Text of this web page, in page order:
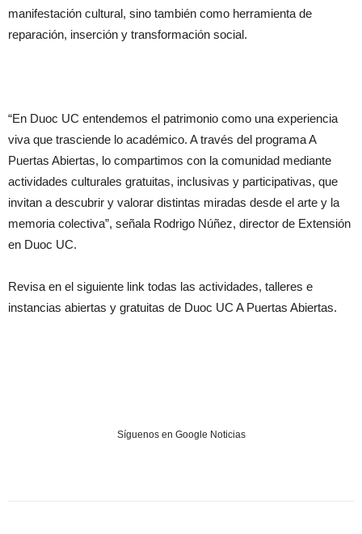
manifestación cultural, sino también como herramienta de
reparación, inserción y transformación social.
“En Duoc UC entendemos el patrimonio como una experiencia
viva que trasciende lo académico. A través del programa A
Puertas Abiertas, lo compartimos con la comunidad mediante
actividades culturales gratuitas, inclusivas y participativas, que
invitan a descubrir y valorar distintas miradas desde el arte y la
memoria colectiva”, señala Rodrigo Núñez, director de Extensión
en Duoc UC.
Revisa en el siguiente link todas las actividades, talleres e
instancias abiertas y gratuitas de Duoc UC A Puertas Abiertas.
Síguenos en Google Noticias